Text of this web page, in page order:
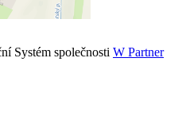
Systém společnosti W Partner